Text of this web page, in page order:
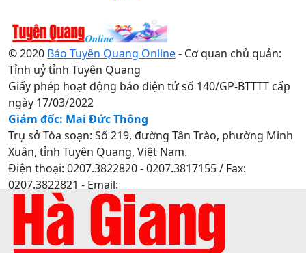
© 2020 Báo Tuyên Quang Online- Cơ quan chủ quản:
Tỉnh uỷ tỉnh Tuyên Quang
Giấy phép hoạt động báo điện tử số 140/GP-BTTTT cấp
ngày 17/03/2022
Giám đốc: Mai Đức Thông
Trụ sở Tòa soạn: Số 219, đường Tân Trào, phường Minh
Xuân, tỉnh Tuyên Quang, Việt Nam.
Điện thoại: 0207.3822820 - 0207.3817155 / Fax:
0207.3822821 - Email:
baotuyenquang.com.vn@gmail.com